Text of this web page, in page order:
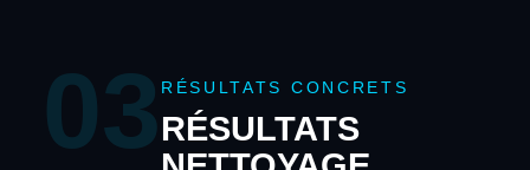
03 RÉSULTATS CONCRETS
RÉSULTATS